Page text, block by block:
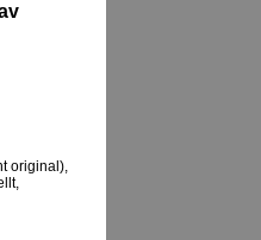
original),